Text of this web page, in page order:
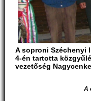
A soproni Széchenyi
4-én tartotta
vezetőség
A